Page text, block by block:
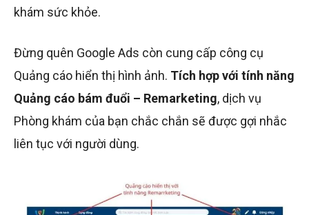
khám sức khỏe.
Đừng quên Google Ads còn cung cấp công cụ
Quảng cáo hiển thị hình ảnh. Tích hợp với tính năng
Quảng cáo bám đuổi – Remarketing, dịch vụ
Phòng khám của bạn chắc chắn sẽ được gợi nhắc
liên tục với người dùng.